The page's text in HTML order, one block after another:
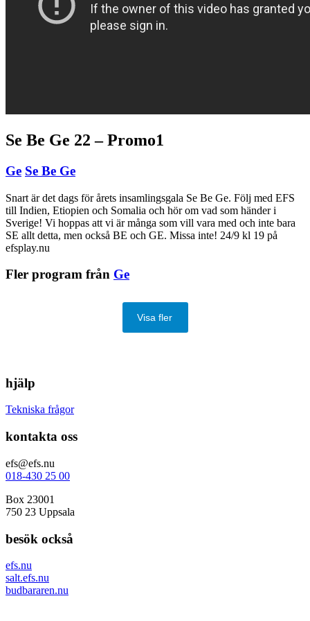
Se Be Ge 22 – Promo1
Ge Se Be Ge
Snart är det dags för årets insamlingsgala Se Be Ge. Följ med EFS
till Indien, Etiopien och Somalia och hör om vad som händer i
Sverige! Vi hoppas att vi är många som vill vara med och inte bara
SE allt detta, men också BE och GE. Missa inte! 24/9 kl 19 på
efsplay.nu
Fler program från Ge
Visa fler
hjälp
Tekniska frågor
kontakta oss
efs@efs.nu
018-430 25 00
Box 23001
750 23 Uppsala
besök också
efs.nu
salt.efs.nu
budbararen.nu